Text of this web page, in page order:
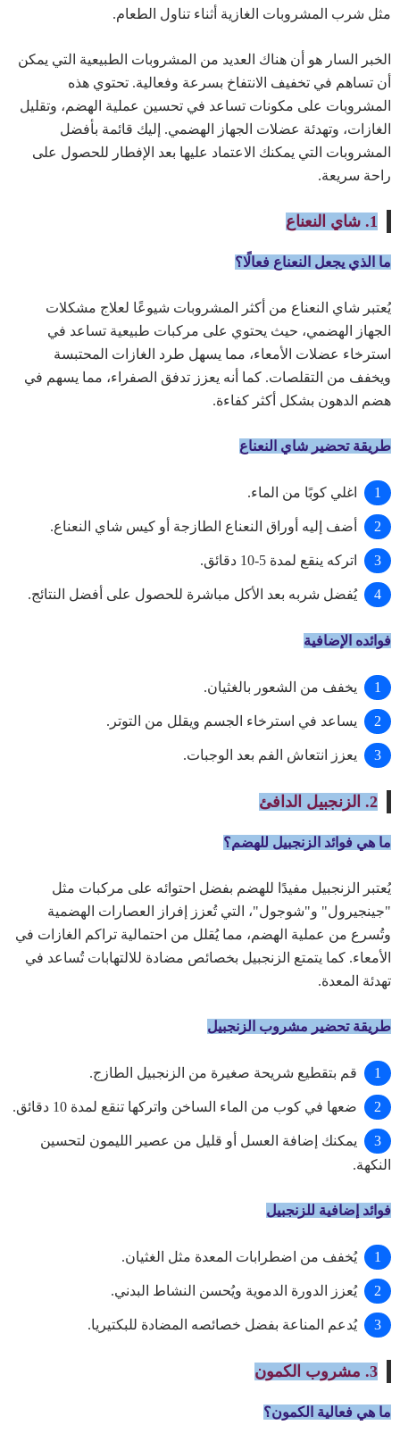
مثل شرب المشروبات الغازية أثناء تناول الطعام.
الخبر السار هو أن هناك العديد من المشروبات الطبيعية التي يمكن
أن تساهم في تخفيف الانتفاخ بسرعة وفعالية. تحتوي هذه
المشروبات على مكونات تساعد في تحسين عملية الهضم، وتقليل
الغازات، وتهدئة عضلات الجهاز الهضمي. إليك قائمة بأفضل
المشروبات التي يمكنك الاعتماد عليها بعد الإفطار للحصول على
راحة سريعة.
1. شاي النعناع
ما الذي يجعل النعناع فعالًا؟
يُعتبر شاي النعناع من أكثر المشروبات شيوعًا لعلاج مشكلات
الجهاز الهضمي، حيث يحتوي على مركبات طبيعية تساعد في
استرخاء عضلات الأمعاء، مما يسهل طرد الغازات المحتبسة
ويخفف من التقلصات. كما أنه يعزز تدفق الصفراء، مما يسهم في
هضم الدهون بشكل أكثر كفاءة.
طريقة تحضير شاي النعناع
اغلي كوبًا من الماء.
أضف إليه أوراق النعناع الطازجة أو كيس شاي النعناع.
اتركه ينقع لمدة 5-10 دقائق.
يُفضل شربه بعد الأكل مباشرة للحصول على أفضل النتائج.
فوائده الإضافية
يخفف من الشعور بالغثيان.
يساعد في استرخاء الجسم ويقلل من التوتر.
يعزز انتعاش الفم بعد الوجبات.
2. الزنجبيل الدافئ
ما هي فوائد الزنجبيل للهضم؟
يُعتبر الزنجبيل مفيدًا للهضم بفضل احتوائه على مركبات مثل
"جينجيرول" و"شوجول"، التي تُعزز إفراز العصارات الهضمية
وتُسرع من عملية الهضم، مما يُقلل من احتمالية تراكم الغازات في
الأمعاء. كما يتمتع الزنجبيل بخصائص مضادة للالتهابات تُساعد في
تهدئة المعدة.
طريقة تحضير مشروب الزنجبيل
قم بتقطيع شريحة صغيرة من الزنجبيل الطازج.
ضعها في كوب من الماء الساخن واتركها تنقع لمدة 10 دقائق.
يمكنك إضافة العسل أو قليل من عصير الليمون لتحسين
النكهة.
فوائد إضافية للزنجبيل
يُخفف من اضطرابات المعدة مثل الغثيان.
يُعزز الدورة الدموية ويُحسن النشاط البدني.
يُدعم المناعة بفضل خصائصه المضادة للبكتيريا.
3. مشروب الكمون
ما هي فعالية الكمون؟